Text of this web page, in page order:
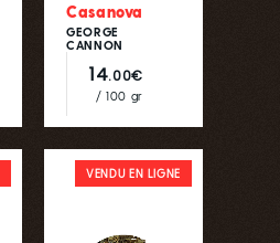
Casanova
GEORGE
CANNON
14.00€
/ 100 gr
VENDU EN LIGNE